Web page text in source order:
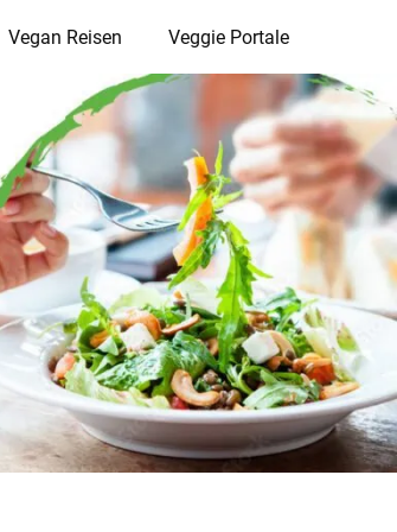
Vegan Reisen Veggie Portale